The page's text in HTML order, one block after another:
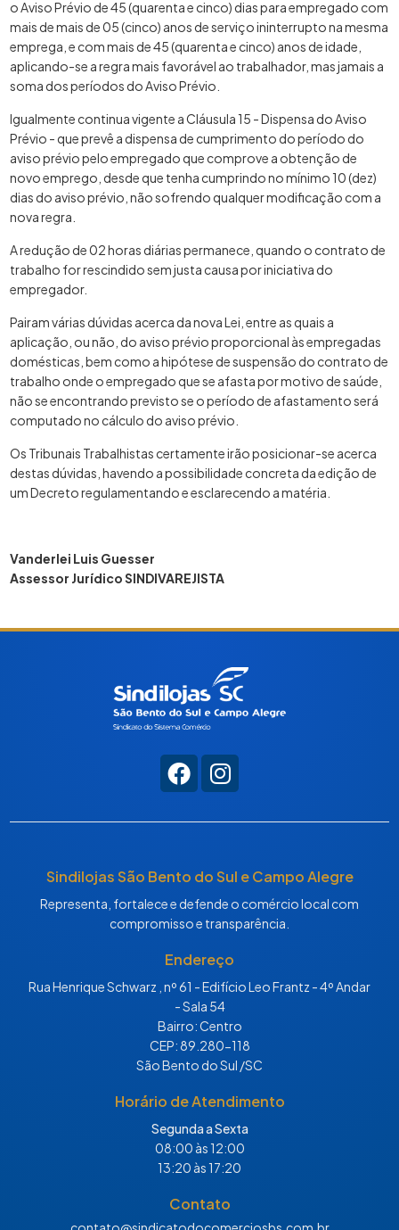
o Aviso Prévio de 45 (quarenta e cinco) dias para empregado com
mais de mais de 05 (cinco) anos de serviço ininterrupto na mesma
emprega, e com mais de 45 (quarenta e cinco) anos de idade,
aplicando-se a regra mais favorável ao trabalhador, mas jamais a
soma dos períodos do Aviso Prévio.
Igualmente continua vigente a Cláusula 15 - Dispensa do Aviso
Prévio - que prevê a dispensa de cumprimento do período do
aviso prévio pelo empregado que comprove a obtenção de
novo emprego, desde que tenha cumprindo no mínimo 10 (dez)
dias do aviso prévio, não sofrendo qualquer modificação com a
nova regra.
A redução de 02 horas diárias permanece, quando o contrato de
trabalho for rescindido sem justa causa por iniciativa do
empregador.
Pairam várias dúvidas acerca da nova Lei, entre as quais a
aplicação, ou não, do aviso prévio proporcional às empregadas
domésticas, bem como a hipótese de suspensão do contrato de
trabalho onde o empregado que se afasta por motivo de saúde,
não se encontrando previsto se o período de afastamento será
computado no cálculo do aviso prévio.
Os Tribunais Trabalhistas certamente irão posicionar-se acerca
destas dúvidas, havendo a possibilidade concreta da edição de
um Decreto regulamentando e esclarecendo a matéria.
Vanderlei Luis Guesser
Assessor Jurídico SINDIVAREJISTA
Sindilojas São Bento do Sul e Campo Alegre
Representa, fortalece e defende o comércio local com
compromisso e transparência.
Endereço
Rua Henrique Schwarz , nº 61 - Edifício Leo Frantz - 4º Andar
- Sala 54
Bairro: Centro
CEP: 89.280-118
São Bento do Sul /SC
Horário de Atendimento
Segunda a Sexta
08:00 às 12:00
13:20 às 17:20
Contato